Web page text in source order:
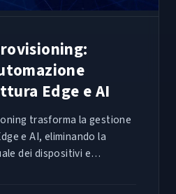
Edge e AI
trasforma la gestione
e AI, eliminando la
dei dispositivi e